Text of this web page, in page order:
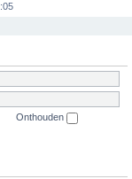
Onthouden